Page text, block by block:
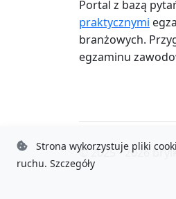
Portal z bazą
praktycznymi
branżowych.
egzaminu
© 2025 - 2026
Strona wykorzystuje pliki
ruchu. Szczegóły